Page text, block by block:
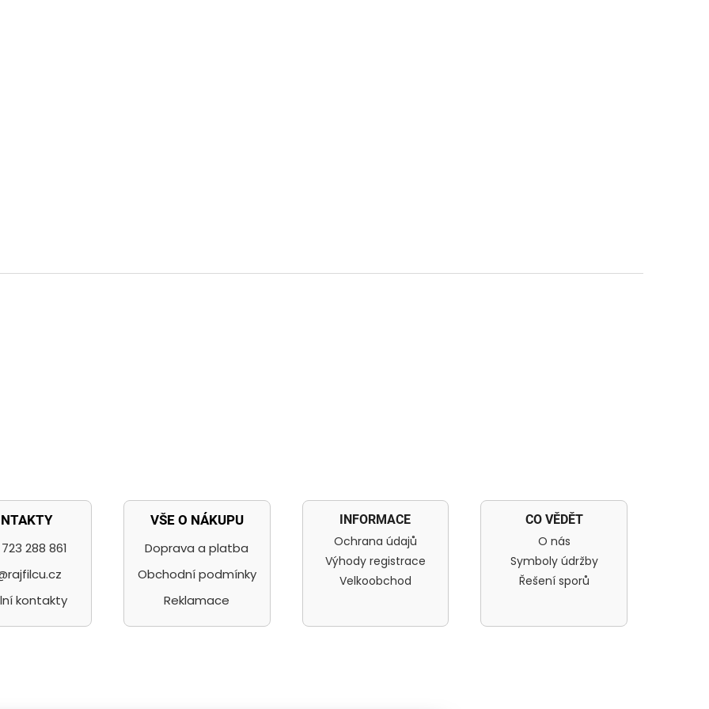
288 861
kontakty
VŠE O NÁKUPU
Doprava a platba
Obchodní podmínky
Reklamace
INFORMACE
Ochrana údajů
Výhody registrace
Velkoobchod
CO VĚDĚT
O nás
Symboly údržby
Řešení sporů